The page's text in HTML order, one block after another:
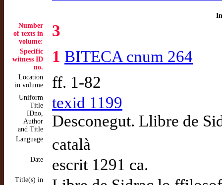
Number
of texts in
volume:
3
Specific
witness ID
no.
1 BITECA cnum 264
Location
in volume
ff. 1-82
Uniform
Title
IDno,
Author
and Title
texid 1199
Desconegut. Llibre de
Language català
Date escrit 1291 ca.
Title(s) in